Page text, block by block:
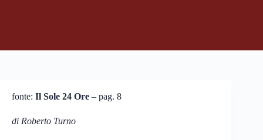
fonte: Il Sole 24 Ore – pag. 8
di Roberto Turno